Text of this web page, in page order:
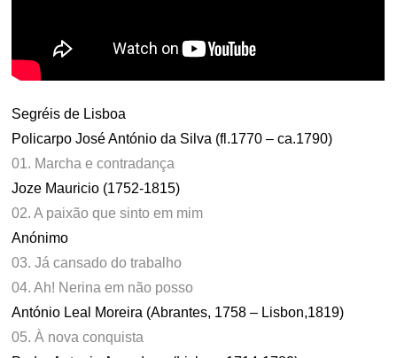
Segréis de Lisboa
Policarpo José António da Silva (fl.1770 – ca.1790)
01. Marcha e contradança
Joze Mauricio (1752-1815)
02. A paixão que sinto em mim
Anónimo
03. Já cansado do trabalho
04. Ah! Nerina em não posso
António Leal Moreira (Abrantes, 1758 – Lisbon,1819)
05. À nova conquista